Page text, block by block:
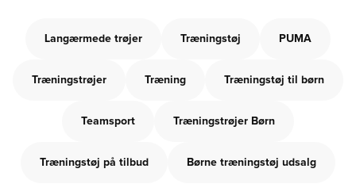
Langærmede trøjer Træningstøj PUMA
Træningstrøjer Træning Træningstøj til børn
Teamsport Træningstrøjer Børn
Træningstøj på tilbud Børne træningstøj udsalg